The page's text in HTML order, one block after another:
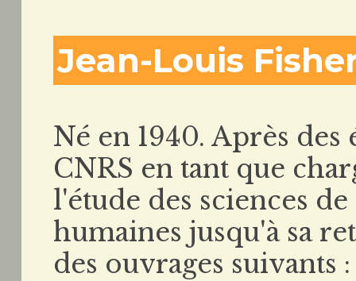
Jean-Louis
Né en 1940. Après
CNRS en tant que
l'étude des sciences
humaines jusqu'à sa
des ouvrages suivants :